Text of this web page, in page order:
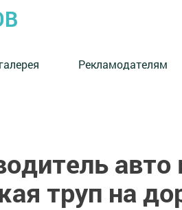
Рекламодателям
труп на